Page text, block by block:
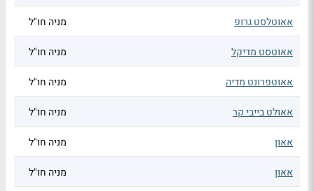
אאוטלסט גרופ מניה חו"ל
אאוטסט מדיקל מניה חו"ל
אאוטפרונט מדיה מניה חו"ל
אאולט בייבי קר מניה חו"ל
אאון מניה חו"ל
אאון מניה חו"ל